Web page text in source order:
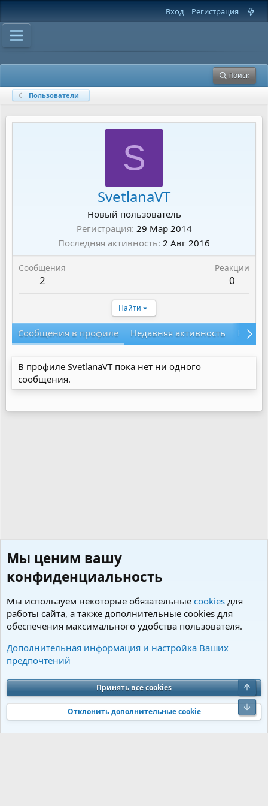
Вход Регистрация
Поиск
Пользователи
S
SvetlanaVT
Новый пользователь
Регистрация 29 Мар 2014
Последняя активность 2 Авг 2016
Сообщения
2
Реакции
0
Найти
Сообщения в профиле Недавняя активность
В профиле SvetlanaVT пока нет ни одного
сообщения.
Пользователи
Cookies Charm by DCom
Обратная связь
Условия и правила
Политика конфиденциальности
Помощь
S
S
Community platform by XenForo® © 2010-2026 XenForo Ltd. Перевод от
Jumuro®|Media embeds via s9e/MediaSites
Мы ценим вашу
конфиденциальность
Мы используем некоторые обязательные cookies для
работы сайта, а также дополнительные cookies для
обеспечения максимального удобства пользователя.
Дополнительная информация и настройка Ваших
предпочтений
Принять все cookies
Отклонить дополнительные cookie
Верх
Низ